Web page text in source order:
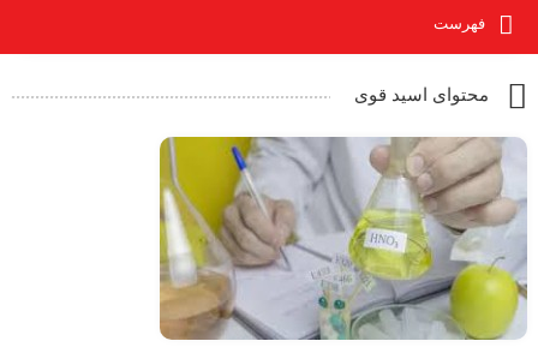
فهرست
محتوای اسید قوی